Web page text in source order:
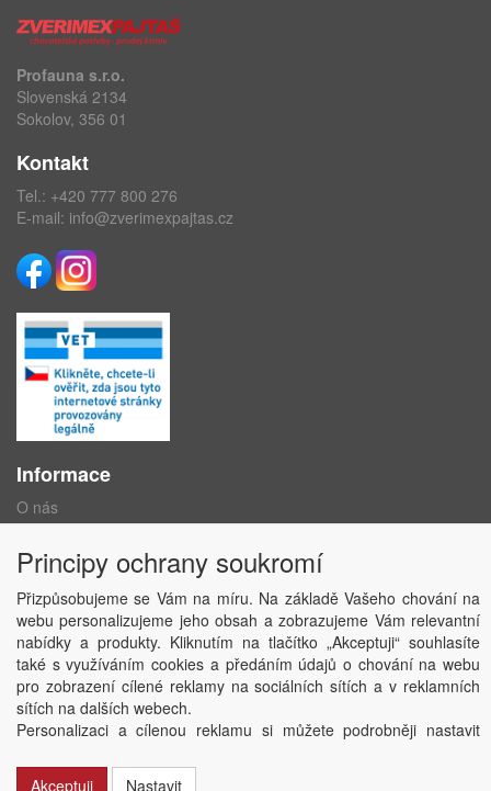
Profauna s.r.o.
Slovenská 2134
Sokolov, 356 01
Kontakt
Tel.: +420 777 800 276
E-mail: info@zverimexpajtas.cz
Informace
O nás
Obchodní podmínky
Ochrana osobních údajů
Kontakt
Losování účtenek
Aktuality
Nastavení soukromí
Copyright © ABRA Software a.s. 2020
Principy ochrany soukromí
Přizpůsobujeme se Vám na míru. Na základě Vašeho chování na
webu personalizujeme jeho obsah a zobrazujeme Vám relevantní
nabídky a produkty. Kliknutím na tlačítko „Akceptuji“ souhlasíte
také s využíváním cookies a předáním údajů o chování na webu
pro zobrazení cílené reklamy na sociálních sítích a v reklamních
sítích na dalších webech.
Personalizaci a cílenou reklamu si můžete podrobněji nastavit
Akceptuji
Nastavit